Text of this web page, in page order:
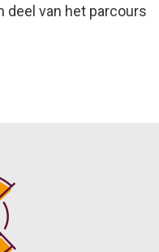
deel van het parcours